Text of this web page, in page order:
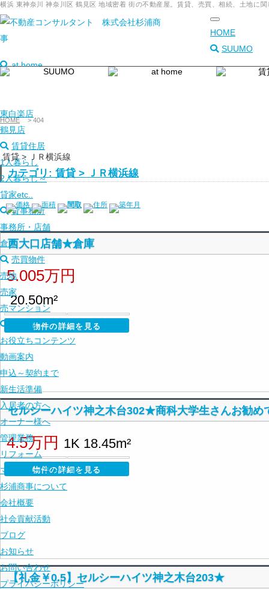
横浜 東神奈川 神奈川区 鶴見区 地域密着 街の不動産屋。賃貸、売買、相続、土地に
toggle
navigation
HOME
SUUMO
at home
東白楽店
鶴見店
賃貸住居
1人暮らし
2人暮らし～
貸家etc..
貸事務所
事務所・店舗
倉庫
売買物件
売地
売家
売マンション
駐車場
お役立ちコンテンツ
動画案内
申込～契約まで
新生活準備
入居者の方へ
オーナー様へ
管理業務
リフォーム
マンスリーマンション
杉浦商事について
会社概要
社会貢献活動
ブログ
お知らせ
お問い合わせ
プライバシーポリシー
HOME >404
賃貸 > ＪＲ横浜線
カテゴリ: 賃貸 > ＪＲ横浜線
価格 面積 間取 住所 築年月
西大口店舗★倉庫
5.005万円
20.50m²
物件の詳細を見る
セルシーハイツ神之木台302★商科大学生さんお勧め
4.5万円 1K 18.45m²
物件の詳細を見る
【礼金￥0.5】セルシーハイツ神之木台203★